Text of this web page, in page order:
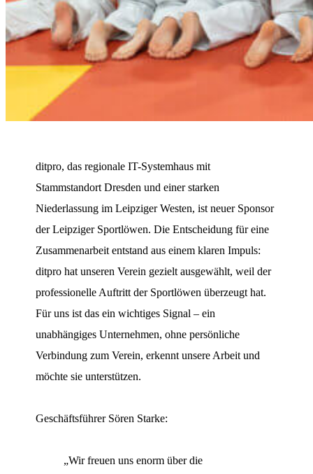
ditpro, das regionale IT-Systemhaus mit
Stammstandort Dresden und einer starken
Niederlassung im Leipziger Westen, ist neuer Sponsor
der Leipziger Sportlöwen. Die Entscheidung für eine
Zusammenarbeit entstand aus einem klaren Impuls:
ditpro hat unseren Verein gezielt ausgewählt, weil der
professionelle Auftritt der Sportlöwen überzeugt hat.
Für uns ist das ein wichtiges Signal – ein
unabhängiges Unternehmen, ohne persönliche
Verbindung zum Verein, erkennt unsere Arbeit und
möchte sie unterstützen.
Geschäftsführer Sören Starke:
„Wir freuen uns enorm über die